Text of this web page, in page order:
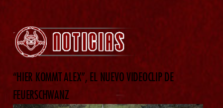
“HIER KOMMT ALEX”, EL NUEVO VIDEOCLIP DE
FEUERSCHWANZ